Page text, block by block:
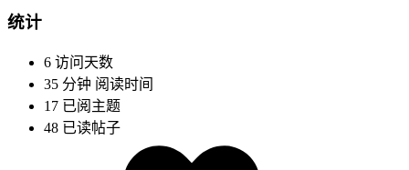
统计
6 访问天数
35 分钟 阅读时间
17 已阅主题
48 已读帖子